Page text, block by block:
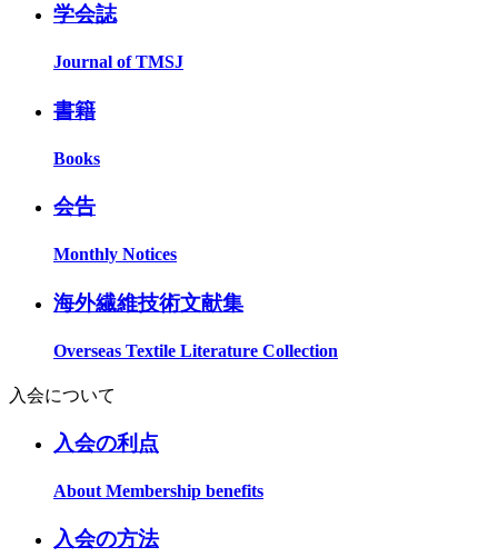
学会誌
Journal of TMSJ
書籍
Books
会告
Monthly Notices
海外繊維技術文献集
Overseas Textile Literature Collection
入会について
入会の利点
About Membership benefits
入会の方法